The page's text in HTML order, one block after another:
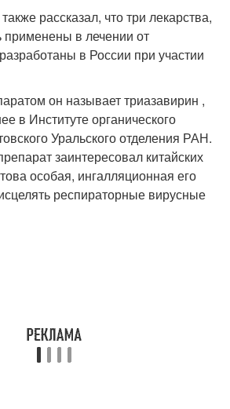
рассказал, что три лекарства,
применены в лечении от
в России при участии
он называет триазавирин ,
в Институте органического
Уральского отделения РАН.
заинтересовал китайских
особая, ингалляционная его
респираторные вирусные